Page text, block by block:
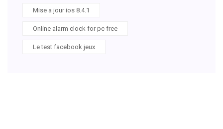
Mise a jour ios 8.4.1
Online alarm clock for pc free
Le test facebook jeux